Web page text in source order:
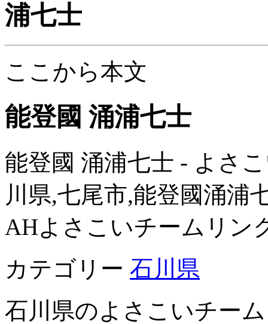
浦七士
ここから本文
能登國 涌浦七士
能登國 涌浦七士 - よさ
川県,七尾市,能登國涌浦
AHよさこいチームリン
カテゴリー 石川県
石川県のよさこいチーム